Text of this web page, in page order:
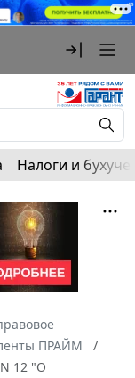
Налоги и
ПРАЙМ
12 "О